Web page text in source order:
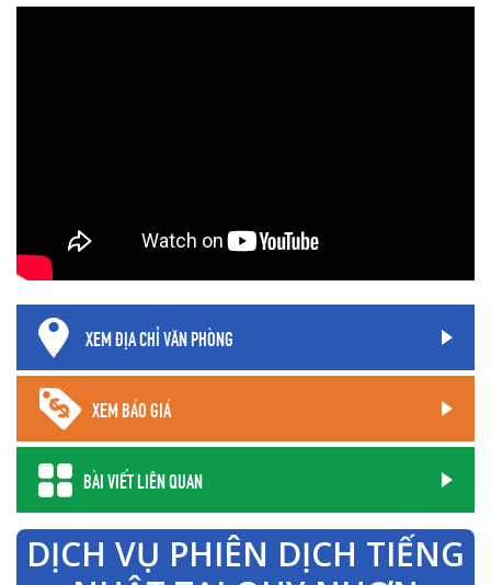
XEM ĐỊA CHỈ VĂN PHÒNG
XEM BÁO GIÁ
BÀI VIẾT LIÊN QUAN
DỊCH VỤ PHIÊN DỊCH TIẾNG